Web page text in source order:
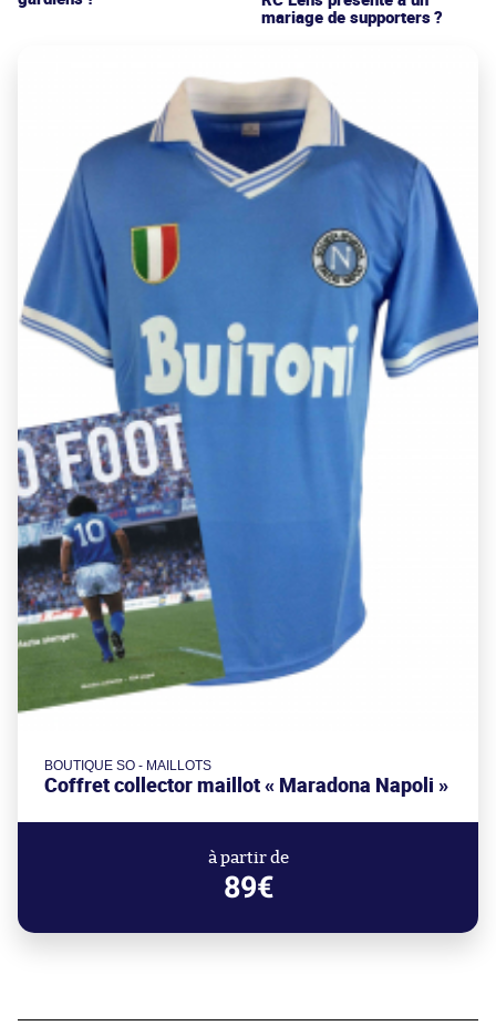
mariage de supporters ?
BOUTIQUE SO - MAILLOTS
Coffret collector maillot « Maradona Napoli »
à partir de
89€